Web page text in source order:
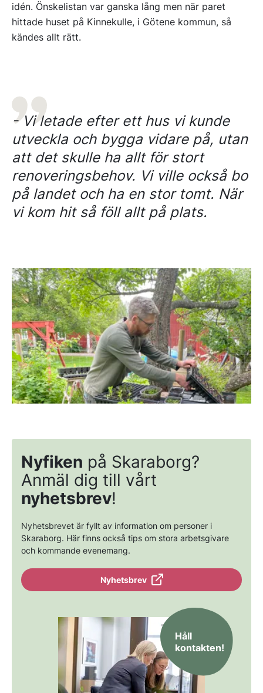
idén. Önskelistan var ganska lång men när paret
hittade huset på Kinnekulle, i Götene kommun, så
kändes allt rätt.
- Vi letade efter ett hus vi kunde
utveckla och bygga vidare på, utan
att det skulle ha allt för stort
renoveringsbehov. Vi ville också bo
på landet och ha en stor tomt. När
vi kom hit så föll allt på plats.
Nyfiken på Skaraborg?
Anmäl dig till vårt
nyhetsbrev!
Nyhetsbrevet är fyllt av information om personer i
Skaraborg. Här finns också tips om stora arbetsgivare
och kommande evenemang.
Nyhetsbrev
Håll
kontakten!